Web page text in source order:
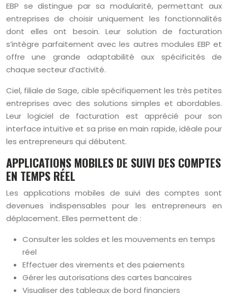
EBP se distingue par sa modularité, permettant aux
entreprises de choisir uniquement les fonctionnalités
dont elles ont besoin. Leur solution de facturation
s’intègre parfaitement avec les autres modules EBP et
offre une grande adaptabilité aux spécificités de
chaque secteur d’activité.
Ciel, filiale de Sage, cible spécifiquement les très petites
entreprises avec des solutions simples et abordables.
Leur logiciel de facturation est apprécié pour son
interface intuitive et sa prise en main rapide, idéale pour
les entrepreneurs qui débutent.
APPLICATIONS MOBILES DE SUIVI DES COMPTES
EN TEMPS RÉEL
Les applications mobiles de suivi des comptes sont
devenues indispensables pour les entrepreneurs en
déplacement. Elles permettent de :
Consulter les soldes et les mouvements en temps
réel
Effectuer des virements et des paiements
Gérer les autorisations des cartes bancaires
Visualiser des tableaux de bord financiers